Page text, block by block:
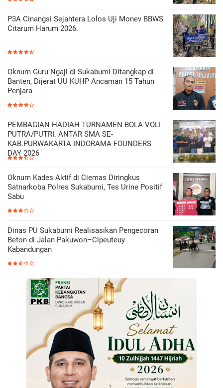
P3A Cinangsi Sejahtera Lolos Uji Monev BBWS
Citarum Harum 2026.
Oknum Guru Ngaji di Sukabumi Ditangkap di
Banten, Dijerat UU KUHP Ancaman 15 Tahun
Penjara
PEMBAGIAN HADIAH TURNAMEN BOLA VOLI
PUTRA/PUTRI. ANTAR SMA SE-
KAB.PURWAKARTA INDORAMA FOUNDERS
DAY 2026
Oknum Kades Aktif di Ciemas Diringkus
Satnarkoba Polres Sukabumi, Tes Urine Positif
Sabu
Dinas PU Sukabumi Realisasikan Pengecoran
Beton di Jalan Pakuwon–Cipeuteuy
Kabandungan